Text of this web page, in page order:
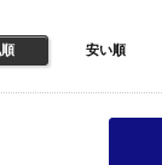
安い順